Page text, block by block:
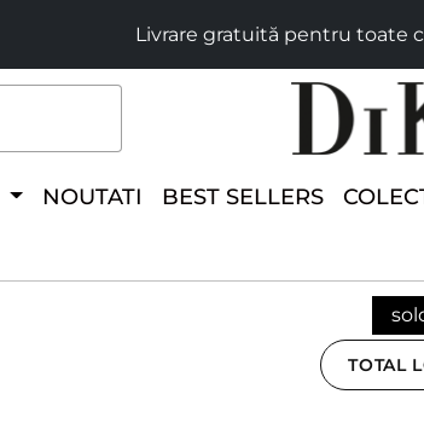
Livrare gratuită pentru toate
NOUTATI BEST SELLERS
TOTAL